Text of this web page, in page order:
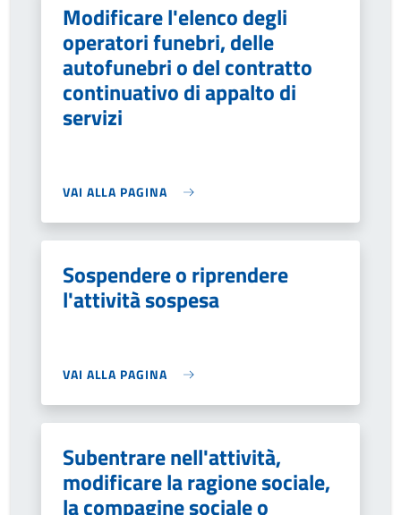
Modificare l'elenco degli
operatori funebri, delle
autofunebri o del contratto
continuativo di appalto di
servizi
VAI ALLA PAGINA
Sospendere o riprendere
l'attività sospesa
VAI ALLA PAGINA
Subentrare nell'attività,
modificare la ragione sociale,
la compagine sociale o